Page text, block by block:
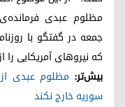
مظلوم عبدی
جمعه در گفتگو با
که نیروهای آمریکایی را
بیش‌تر: مظلوم عبدی
سوریه خارج نکند